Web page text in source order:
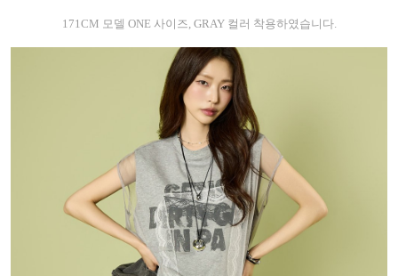
171CM 모델 ONE 사이즈, GRAY 컬러 착용하였습니다.